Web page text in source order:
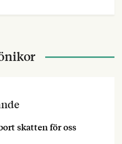
skatten för oss